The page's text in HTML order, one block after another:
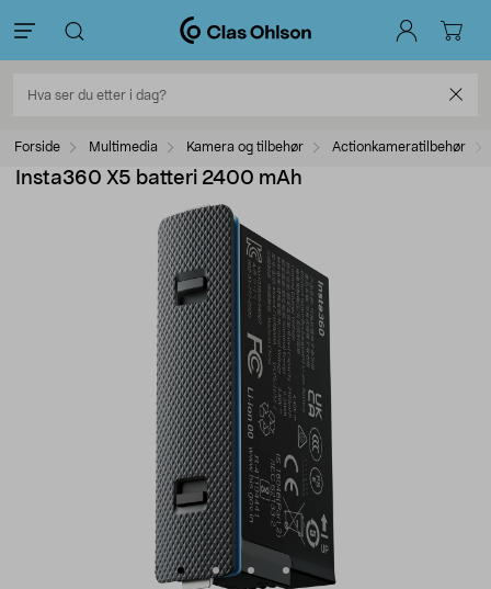
Forside Multimedia Kamera og tilbehør Actionkameratilbehør
Insta360 X5 batteri 2400 mAh